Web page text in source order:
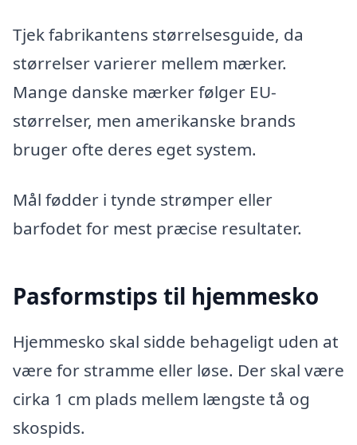
Tjek fabrikantens størrelsesguide, da
størrelser varierer mellem mærker.
Mange danske mærker følger EU-
størrelser, men amerikanske brands
bruger ofte deres eget system.
Mål fødder i tynde strømper eller
barfodet for mest præcise resultater.
Pasformstips til hjemmesko
Hjemmesko skal sidde behageligt uden at
være for stramme eller løse. Der skal være
cirka 1 cm plads mellem længste tå og
skospids.